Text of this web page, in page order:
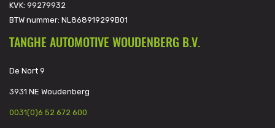
KVK: 99279932
BTW nummer: NL868919299B01
TANGHE AUTOMOTIVE WOUDENBERG B.V.
De Nort 9
3931 NE Woudenberg
0031(0)6 52 672 600